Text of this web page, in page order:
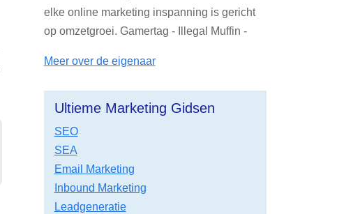
elke online marketing inspanning is gericht
op omzetgroei. Gamertag - Illegal Muffin -
Meer over de eigenaar
Ultieme Marketing Gidsen
SEO
SEA
Email Marketing
Inbound Marketing
Leadgeneratie